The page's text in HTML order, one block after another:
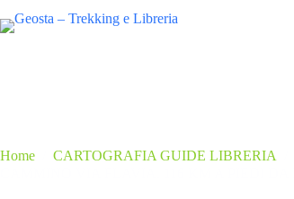
al
Home CARTOGRAFIA GUIDE LIBRERIA